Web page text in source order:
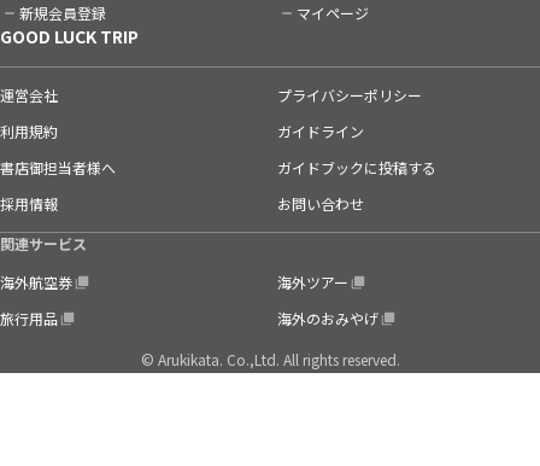
新規会員登録 マイページ
GOOD LUCK TRIP
運営会社
プライバシーポリシー
利用規約
ガイドライン
書店御担当者様へ
ガイドブックに投稿する
採用情報
お問い合わせ
関連サービス
海外航空券
海外ツアー
旅行用品
海外のおみやげ
© Arukikata. Co.,Ltd. All rights reserved.